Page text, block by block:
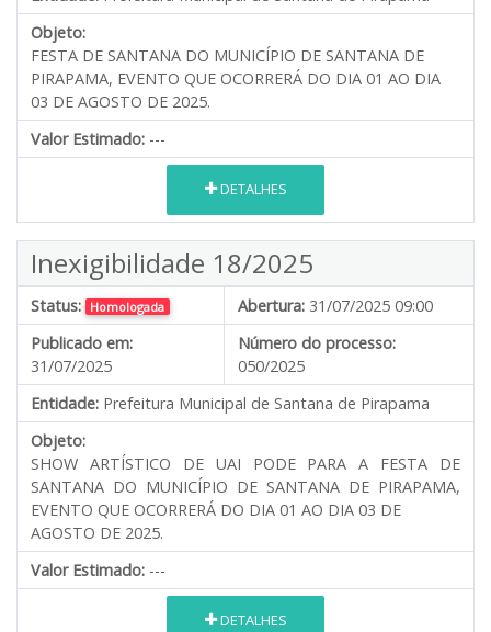
Objeto:
FESTA DE SANTANA DO MUNICÍPIO DE SANTANA DE
PIRAPAMA, EVENTO QUE OCORRERÁ DO DIA 01 AO DIA
03 DE AGOSTO DE 2025.
Valor Estimado: ---
DETALHES
Inexigibilidade 18/2025
Status: Homologada Abertura: 31/07/2025 09:00
Publicado em:
31/07/2025
Número do processo:
050/2025
Entidade: Prefeitura Municipal de Santana de Pirapama
Objeto:
SHOW ARTÍSTICO DE UAI PODE PARA A FESTA DE
SANTANA DO MUNICÍPIO DE SANTANA DE PIRAPAMA,
EVENTO QUE OCORRERÁ DO DIA 01 AO DIA 03 DE
AGOSTO DE 2025.
Valor Estimado: ---
DETALHES